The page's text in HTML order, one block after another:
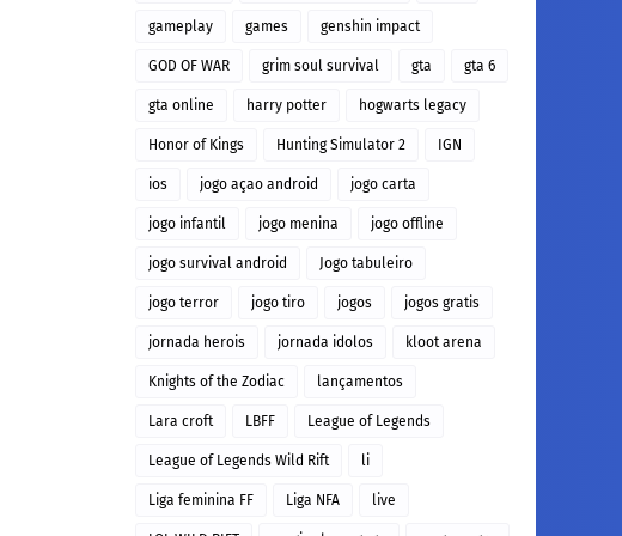
gameplay games genshin impact
GOD OF WAR grim soul survival gta gta 6
gta online harry potter hogwarts legacy
Honor of Kings Hunting Simulator 2 IGN
ios jogo açao android jogo carta
jogo infantil jogo menina jogo offline
jogo survival android Jogo tabuleiro
jogo terror jogo tiro jogos jogos gratis
jornada herois jornada idolos kloot arena
Knights of the Zodiac lançamentos
Lara croft LBFF League of Legends
League of Legends Wild Rift li
Liga feminina FF Liga NFA live